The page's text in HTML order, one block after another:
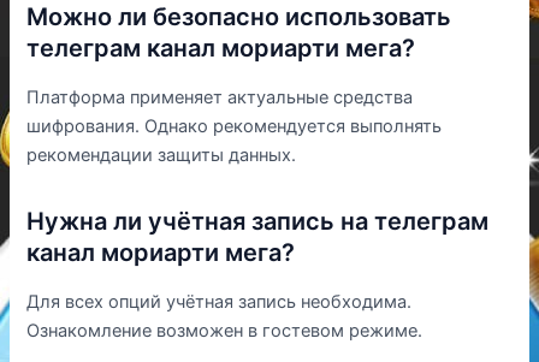
Можно ли безопасно использовать
телеграм канал мориарти мега?
Платформа применяет актуальные средства
шифрования. Однако рекомендуется выполнять
рекомендации защиты данных.
Нужна ли учётная запись на телеграм
канал мориарти мега?
Для всех опций учётная запись необходима.
Ознакомление возможен в гостевом режиме.